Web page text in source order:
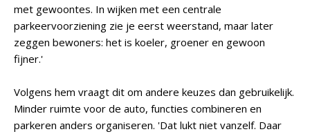
met gewoontes. In wijken met een centrale
parkeervoorziening zie je eerst weerstand, maar later
zeggen bewoners: het is koeler, groener en gewoon
fijner.'
Volgens hem vraagt dit om andere keuzes dan gebruikelijk.
Minder ruimte voor de auto, functies combineren en
parkeren anders organiseren. 'Dat lukt niet vanzelf. Daar